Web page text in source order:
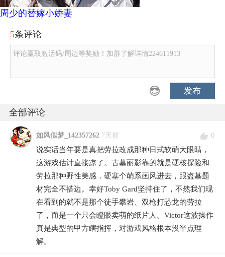
周少的替嫁小娇妻
5条评论
评论赢取激活码/周边等奖励！加群了解详情224611913
发布
全部评论
如风似梦_142357262 7天前
0
说实话当年要是真把劳拉改成那种日式软萌大眼睛，
这游戏估计直接凉了。古墓丽影靠的就是硬核探险和
劳拉那种野性美感，硬塞个萌系画风进去，跟盗墓题
材完全不搭边。幸好Toby Gard坚持住了，不然我们现
在看到的就不是那个徒手攀岩、双枪打恐龙的劳拉
了，而是一个只会瞪眼卖萌的纸片人。Victor这波操作
真是典型的甲方瞎指挥，对游戏风格根本没半点理
解。